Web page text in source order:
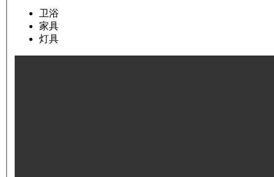
卫浴
家具
灯具